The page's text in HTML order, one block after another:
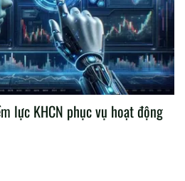
lực KHCN phục vụ hoạt động